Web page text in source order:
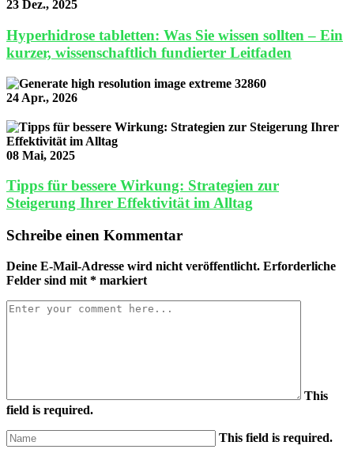
23 Dez., 2025
Hyperhidrose tabletten: Was Sie wissen sollten – Ein
kurzer, wissenschaftlich fundierter Leitfaden
24 Apr., 2026
08 Mai, 2025
Tipps für bessere Wirkung: Strategien zur
Steigerung Ihrer Effektivität im Alltag
Schreibe einen Kommentar
Deine E-Mail-Adresse wird nicht veröffentlicht. Erforderliche
Felder sind mit * markiert
This
field is required.
This field is required.